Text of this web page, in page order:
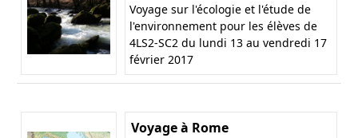
Voyage sur l'écologie et l'étude de
l'environnement pour les élèves de
4LS2-SC2 du lundi 13 au vendredi 17
février 2017
Voyage à Rome